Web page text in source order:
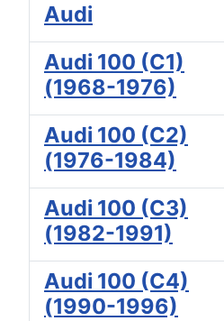
Audi
Audi 100 (C1)
(1968-1976)
Audi 100 (C2)
(1976-1984)
Audi 100 (C3)
(1982-1991)
Audi 100 (C4)
(1990-1996)